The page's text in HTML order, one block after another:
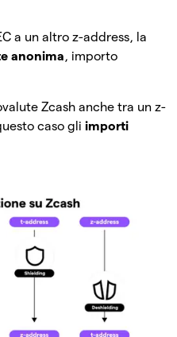
a un altro z-address, la
anonima, importo
Zcash anche tra un z-
caso gli importi